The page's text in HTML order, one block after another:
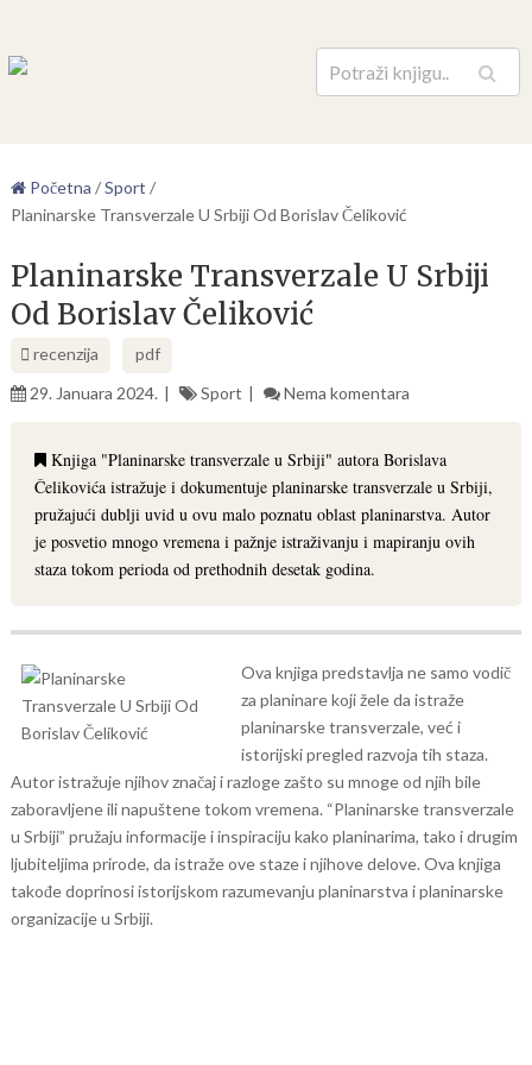
Pretraga
Početna /Sport /
Planinarske Transverzale U Srbiji Od Borislav Čeliković
Planinarske Transverzale U Srbiji
Od Borislav Čeliković
recenzija
pdf
29. Januara 2024.
Sport Nema komentara
Knjiga "Planinarske transverzale u Srbiji" autora Borislava
Čelikovića istražuje i dokumentuje planinarske transverzale u Srbiji,
pružajući dublji uvid u ovu malo poznatu oblast planinarstva. Autor
je posvetio mnogo vremena i pažnje istraživanju i mapiranju ovih
staza tokom perioda od prethodnih desetak godina.
Ova knjiga predstavlja ne samo vodič
za planinare koji žele da istraže
planinarske transverzale, već i
istorijski pregled razvoja tih staza.
Autor istražuje njihov značaj i razloge zašto su mnoge od njih bile
zaboravljene ili napuštene tokom vremena. “Planinarske transverzale
u Srbiji” pružaju informacije i inspiraciju kako planinarima, tako i drugim
ljubiteljima prirode, da istraže ove staze i njihove delove. Ova knjiga
takođe doprinosi istorijskom razumevanju planinarstva i planinarske
organizacije u Srbiji.